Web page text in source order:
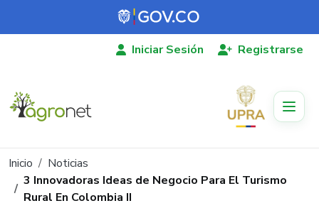
Pasar al contenido principal
Iniciar Sesión Registrarse
Ruta de navegación
Inicio
Noticias
3 Innovadoras Ideas de Negocio Para El Turismo
Rural En Colombia II